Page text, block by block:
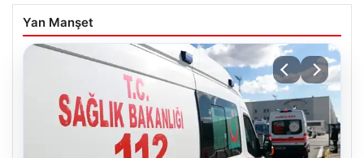
Yan Manşet